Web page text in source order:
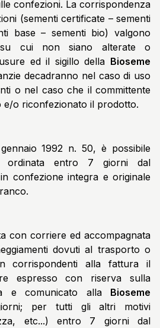
confezioni. La corrispondenza
(sementi certificate – sementi
base – sementi bio) valgono
cui non siano alterate o
ed il sigillo della Bioseme
decadranno nel caso di uso
o nel caso che il committente
e/o riconfezionato il prodotto.
1992 n. 50, è possibile
ordinata entro 7 giorni dal
confezione integra e originale
con corriere ed accompagnata
dovuti al trasporto o
corrispondenti alla fattura il
espresso con riserva sulla
e comunicato alla Bioseme
per tutti gli altri motivi
etc...) entro 7 giorni dal